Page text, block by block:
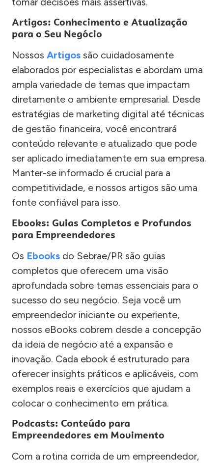
Artigos: Conhecimento e Atualização
para o Seu Negócio
Nossos Artigos são cuidadosamente
elaborados por especialistas e abordam uma
ampla variedade de temas que impactam
diretamente o ambiente empresarial. Desde
estratégias de marketing digital até técnicas
de gestão financeira, você encontrará
conteúdo relevante e atualizado que pode
ser aplicado imediatamente em sua empresa.
Manter-se informado é crucial para a
competitividade, e nossos artigos são uma
fonte confiável para isso.
Ebooks: Guias Completos e Profundos
para Empreendedores
Os Ebooks do Sebrae/PR são guias
completos que oferecem uma visão
aprofundada sobre temas essenciais para o
sucesso do seu negócio. Seja você um
empreendedor iniciante ou experiente,
nossos eBooks cobrem desde a concepção
da ideia de negócio até a expansão e
inovação. Cada ebook é estruturado para
oferecer insights práticos e aplicáveis, com
exemplos reais e exercícios que ajudam a
colocar o conhecimento em prática.
Podcasts: Conteúdo para
Empreendedores em Movimento
Com a rotina corrida de um empreendedor,